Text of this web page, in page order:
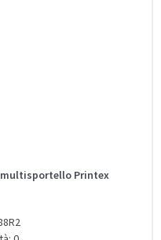
Printex